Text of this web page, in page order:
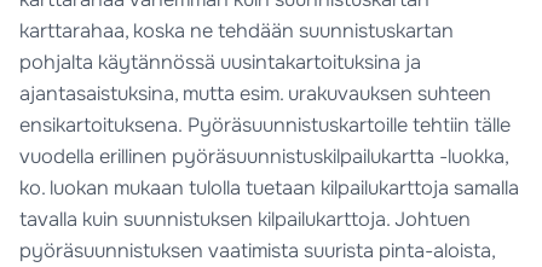
karttarahaa, koska ne tehdään suunnistuskartan
pohjalta käytännössä uusintakartoituksina ja
ajantasaistuksina, mutta esim. urakuvauksen suhteen
ensikartoituksena. Pyöräsuunnistuskartoille tehtiin tälle
vuodella erillinen pyöräsuunnistuskilpailukartta -luokka,
ko. luokan mukaan tulolla tuetaan kilpailukarttoja samalla
tavalla kuin suunnistuksen kilpailukarttoja. Johtuen
pyöräsuunnistuksen vaatimista suurista pinta-aloista,